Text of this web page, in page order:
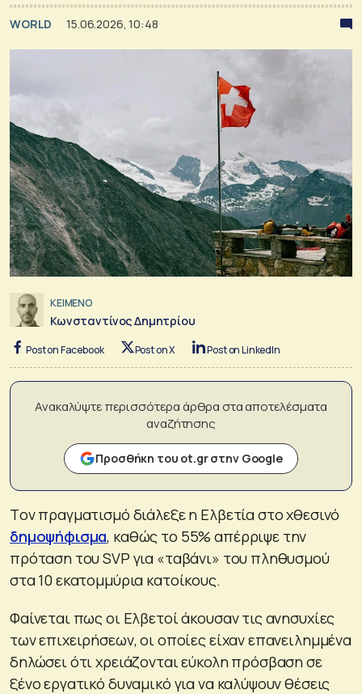
WORLD 15.06.2026, 10:48
ΚΕΙΜΕΝΟ
Κωνσταντίνος Δημητρίου
Post on Facebook Post on X Post on LinkedIn
Ανακαλύψτε περισσότερα άρθρα στα αποτελέσματα
αναζήτησης
Προσθήκη του ot.gr στην Google
Tον πραγματισμό διάλεξε η Ελβετία στο χθεσινό
δημοψήφισμα, καθώς το 55% απέρριψε την
πρόταση του SVP για «ταβάνι» του πληθυσμού
στα 10 εκατομμύρια κατοίκους.
Φαίνεται πως οι Ελβετοί άκουσαν τις ανησυχίες
των επιχειρήσεων, οι οποίες είχαν επανειλημμένα
δηλώσει ότι χρειάζονται εύκολη πρόσβαση σε
ξένο εργατικό δυναμικό για να καλύψουν θέσεις